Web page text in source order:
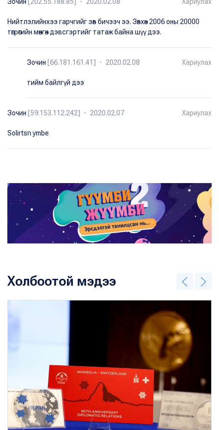
Нийтлэлийнхээ гарчгийг зөв бичээч ээ. Зөвхөн 2006 оны 20000
төгрөгийн мөнгөн дэвсгэртийг татаж байна шүү дээ.
Зочин [66.181.161.41] ・ 2020.02.08 Хариулах
тийм байлгүй дээ
Зочин [59.153.112.242] ・ 2020.02.07 Хариулах
Solirtsn ymbe
Холбоотой мэдээ